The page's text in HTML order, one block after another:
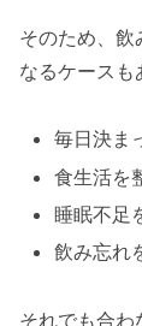
そのため、飲
なるケースも
毎日決ま
食生活を
睡眠不足
飲み忘れ
それでも合わ